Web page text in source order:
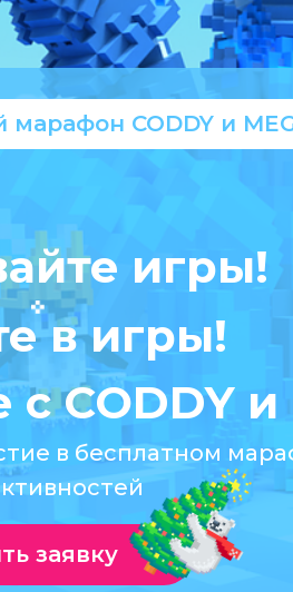
игры!
в игры!
с CODDY и
в бесплатном
заявку
марафон CODDY и